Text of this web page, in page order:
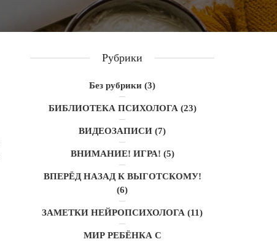
Рубрики
Без рубрики (3)
БИБЛИОТЕКА ПСИХОЛОГА (23)
ВИДЕОЗАПИСИ (7)
ВНИМАНИЕ! ИГРА! (5)
ВПЕРЁД НАЗАД К ВЫГОТСКОМУ!
(6)
ЗАМЕТКИ НЕЙРОПСИХОЛОГА (11)
МИР РЕБЁНКА С